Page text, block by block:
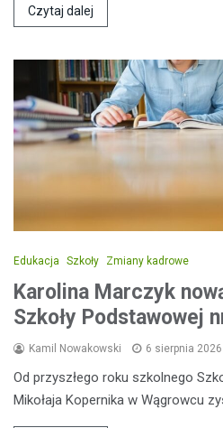
Czytaj dalej
Edukacja Szkoły Zmiany kadrowe
Karolina Marczyk
Szkoły Podstawowej
Kamil Nowakowski 6 sierpnia 2026
Od przyszłego roku szkolnego
Mikołaja Kopernika w Wągrowcu